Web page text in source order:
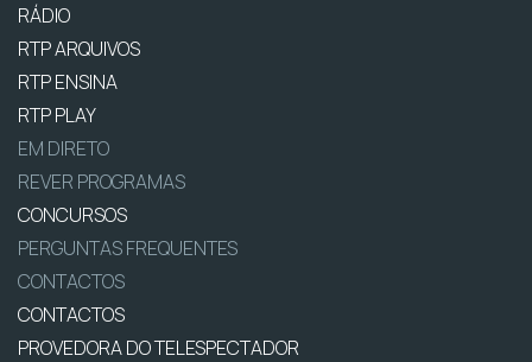
RÁDIO
RTP ARQUIVOS
RTP ENSINA
RTP PLAY
EM DIRETO
REVER PROGRAMAS
CONCURSOS
PERGUNTAS FREQUENTES
CONTACTOS
CONTACTOS
PROVEDORA DO TELESPECTADOR